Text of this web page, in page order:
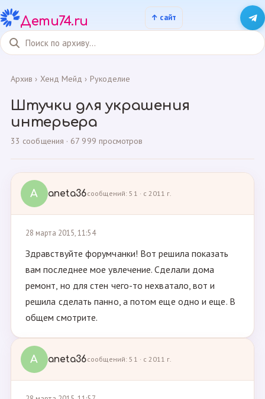
Дети74.ru
Архив › Хенд Мейд › Рукоделие
Штучки для украшения
интерьера
33 сообщения · 67 999 просмотров
A aneta36сообщений: 51 · с 2011 г.
28 марта 2015, 11:54
Здравствуйте форумчанки! Вот решила показать
вам последнее мое увлечение. Сделали дома
ремонт, но для стен чего-то нехватало, вот и
решила сделать панно, а потом еще одно и еще. В
общем смотрите.
A aneta36сообщений: 51 · с 2011 г.